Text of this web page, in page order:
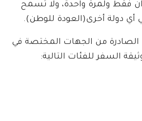
فقط ولمرة واحدة، ولا تسمح
أي دولة أخرى(العودة للوطن).
الصادرة من الجهات المختصة في
السفر للفئات التالية: